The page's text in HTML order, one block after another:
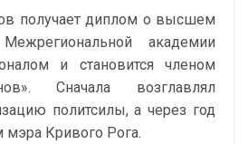
получает диплом о высшем
академии
и становится членом
Сначала возглавлял
политсилы, а через год
мэра Кривого Рога.